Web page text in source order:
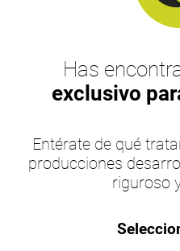
Has
exclusivo
Entérate de qué
producciones
riguroso